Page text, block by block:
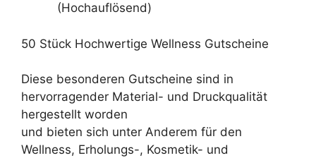
(Hochauflösend)
50 Stück Hochwertige Wellness Gutscheine
Diese besonderen Gutscheine sind in
hervorragender Material- und Druckqualität
hergestellt worden
und bieten sich unter Anderem für den
Wellness, Erholungs-, Kosmetik- und